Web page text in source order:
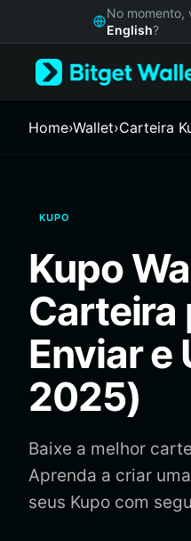
Русский
Italiano
繁體中文
Bahasa Indonesia
ภาษาไทย
Español
Português (Brasil)
Español (Argentina)
No momento,
English?
Home›Wallet›Carteira
KUPO
Kupo
Carteira
Enviar e
2025)
Baixe a melhor
Aprenda a criar
seus Kupo com